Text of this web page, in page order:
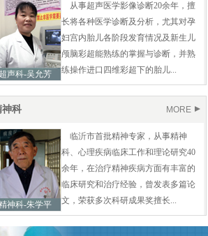
超声科-吴允芳
从事超声医学影像诊断20余年，擅
长将各种医学诊断及分析，尤其对孕
妇宫内胎儿各阶段发育情况及新生儿
颅脑彩超能熟练的掌握与诊断，并熟
练操作进口四维彩超下的胎儿...
神科 MORE
神科-朱学平
临沂市首批精神专家，从事精神
科、心理疾病临床工作和理论研究40
余年，在治疗精神疾病方面有丰富的
临床研究和治疗经验，曾发表多篇论
文，荣获多次科研成果奖擅长...